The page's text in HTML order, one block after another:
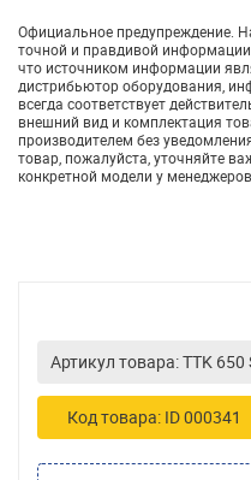
Официальное предупреждение.
точной и правдивой
что источником информации
дистрибьютор оборудования,
всегда соответствует
внешний вид и комплектация
производителем без
товар, пожалуйста, уточняйте
конкретной модели у
Артикул товара: TTK 650
Код товара: ID 000341